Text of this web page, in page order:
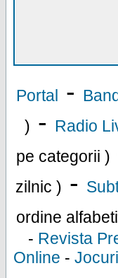
Portal -
) - Radio
pe categorii )
zilnic ) -
ordine
- Revista
Online -